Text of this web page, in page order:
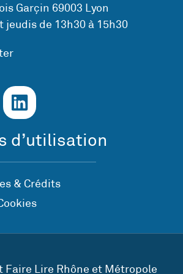
Garçin 69003 Lyon
jeudis de 13h30 à 15h30
d’utilisation
& Crédits
Faire Lire Rhône et Métropole